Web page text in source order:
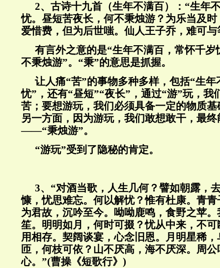
2、古诗十九首（生年不满百）：“生年
忧。昼短苦夜长，何不秉烛游？为乐当及
爱惜费，但为后世嗤。仙人王子乔，难可与
有言外之意的是“生年不满百，常怀千岁
不秉烛游”。“秉”的意思是抓握。
让人痛“苦”的事物多种多样，包括“生
忧”，还有“昼短”“夜长”，通过“游”玩，我
苦；要想游玩，我们必须具备一定的物质
另一方面，因为游玩，我们敢想敢干，最
——“秉烛游”。
“游玩”受到了隐秘的肯定。
3、“对酒当歌，人生几何？譬如朝露，
慷，忧思难忘。何以解忧？惟有杜康。青
为君故，沉吟至今。呦呦鹿鸣，食野之苹
笙。明明如月，何时可掇？忧从中来，不
用相存。契阔谈宴，心念旧恩。月明星稀
匝，何枝可依？山不厌高，海不厌深。周
心。”(曹操《短歌行》 )